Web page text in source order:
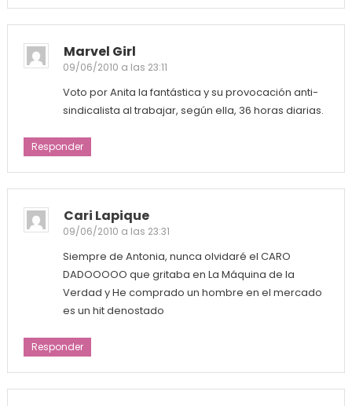
Marvel Girl
09/06/2010 a las 23:11
Voto por Anita la fantástica y su provocación anti-
sindicalista al trabajar, según ella, 36 horas diarias.
Responder
Cari Lapique
09/06/2010 a las 23:31
Siempre de Antonia, nunca olvidaré el CARO
DADOOOOO que gritaba en La Máquina de la
Verdad y He comprado un hombre en el mercado
es un hit denostado
Responder